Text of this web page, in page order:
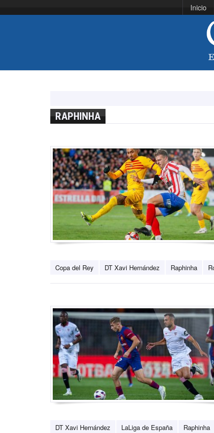
Inicio
RAPHINHA
Copa del Rey DT Xavi Hernández Raphinha
DT Xavi Hernández LaLiga de España Raphinha